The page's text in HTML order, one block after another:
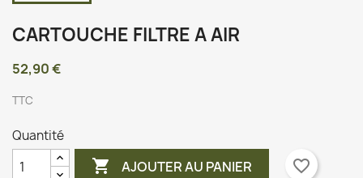
CARTOUCHE FILTRE A AIR
52,90 €
TTC
Quantité
 AJOUTER AU PANIER favorite_border